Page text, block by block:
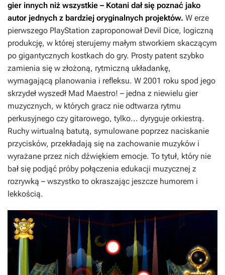
gier innych niż wszystkie – Kotani dał się poznać jako
autor jednych z bardziej oryginalnych projektów. W erze
pierwszego PlayStation zaproponował Devil Dice, logiczną
produkcję, w której sterujemy małym stworkiem skaczącym
po gigantycznych kostkach do gry. Prosty patent szybko
zamienia się w złożoną, rytmiczną układankę,
wymagającą planowania i refleksu. W 2001 roku spod jego
skrzydeł wyszedł Mad Maestro! – jedna z niewielu gier
muzycznych, w których gracz nie odtwarza rytmu
perkusyjnego czy gitarowego, tylko... dyryguje orkiestrą.
Ruchy wirtualną batutą, symulowane poprzez naciskanie
przycisków, przekładają się na zachowanie muzyków i
wyrażane przez nich dźwiękiem emocje. To tytuł, który nie
bał się podjąć próby połączenia edukacji muzycznej z
rozrywką – wszystko to okraszając jeszcze humorem i
lekkością.